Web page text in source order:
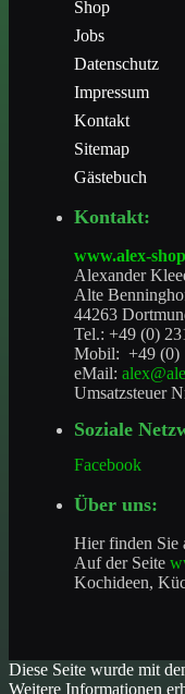
Shop
Jobs
Datenschutz
Impressum
Kontakt
Sitemap
Gästebuch
Kontakt:
www.alex-
Alexander
Alte
44263
Tel.: +49 (0)
Mobil: +49 (0)
eMail:
Umsatzsteuer
Soziale
Facebook
Über uns:
Hier finden Sie
Auf der Seite
Kochideen,
Diese Seite wurde mit
Weitere Informationen